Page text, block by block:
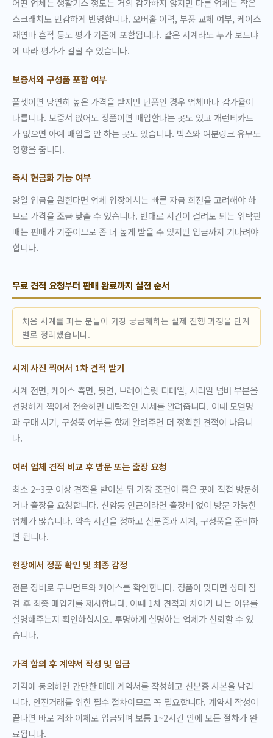
어떤 업체는 생활기스 정도는 거의 감가하지 않지만 다른 업체는 작은
스크래치도 민감하게 반영합니다. 오버홀 이력, 부품 교체 여부, 케이스
재연마 흔적 등도 평가 기준에 포함됩니다. 같은 시계라도 누가 보느냐
에 따라 평가가 갈릴 수 있습니다.
보증서와 구성품 포함 여부
풀셋이면 당연히 높은 가격을 받지만 단품인 경우 업체마다 감가율이
다릅니다. 보증서 없어도 정품이면 매입한다는 곳도 있고 개런티카드
가 없으면 아예 매입을 안 하는 곳도 있습니다. 박스와 여분링크 유무도
영향을 줍니다.
즉시 현금화 가능 여부
당일 입금을 원한다면 업체 입장에서는 빠른 자금 회전을 고려해야 하
므로 가격을 조금 낮출 수 있습니다. 반대로 시간이 걸려도 되는 위탁판
매는 판매가 기준이므로 좀 더 높게 받을 수 있지만 입금까지 기다려야
합니다.
무료 견적 요청부터 판매 완료까지 실전 순서
처음 시계를 파는 분들이 가장 궁금해하는 실제 진행 과정을 단계
별로 정리했습니다.
시계 사진 찍어서 1차 견적 받기
시계 전면, 케이스 측면, 뒷면, 브레이슬릿 디테일, 시리얼 넘버 부분을
선명하게 찍어서 전송하면 대략적인 시세를 알려줍니다. 이때 모델명
과 구매 시기, 구성품 여부를 함께 알려주면 더 정확한 견적이 나옵니
다.
여러 업체 견적 비교 후 방문 또는 출장 요청
최소 2~3곳 이상 견적을 받아본 뒤 가장 조건이 좋은 곳에 직접 방문하
거나 출장을 요청합니다. 신암동 인근이라면 출장비 없이 방문 가능한
업체가 많습니다. 약속 시간을 정하고 신분증과 시계, 구성품을 준비하
면 됩니다.
현장에서 정품 확인 및 최종 감정
전문 장비로 무브먼트와 케이스를 확인합니다. 정품이 맞다면 상태 점
검 후 최종 매입가를 제시합니다. 이때 1차 견적과 차이가 나는 이유를
설명해주는지 확인하십시오. 투명하게 설명하는 업체가 신뢰할 수 있
습니다.
가격 합의 후 계약서 작성 및 입금
가격에 동의하면 간단한 매매 계약서를 작성하고 신분증 사본을 남깁
니다. 안전거래를 위한 필수 절차이므로 꼭 필요합니다. 계약서 작성이
끝나면 바로 계좌 이체로 입금되며 보통 1~2시간 안에 모든 절차가 완
료됩니다.